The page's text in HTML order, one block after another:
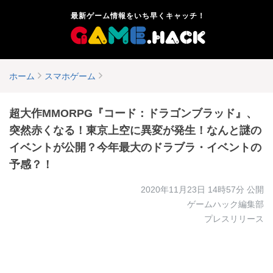
最新ゲーム情報をいち早くキャッチ！
ホーム スマホゲーム
超大作MMORPG『コード：ドラゴンブラッド』、
突然赤くなる！東京上空に異変が発生！なんと謎の
イベントが公開？今年最大のドラブラ・イベントの
予感？！
2020年11月23日 14時57分 公開
ゲームハック編集部
プレスリリース